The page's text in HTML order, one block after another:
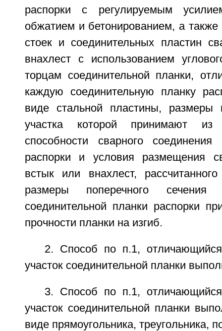
распорки с регулируемым
обжатием и бетонированием, а также
стоек и соединительных пластин
внахлест с использованием
торцам соединительной планки,
каждую соединительную планку
виде стальной пластины, размеры
участка которой принимают из
способности сварного
распорки и условия размещения
встык или внахлест,
размеры поперечного сечения
соединительной планки распорки
прочности планки на изгиб.
2. Способ по п.1,
участок соединительной планки
3. Способ по п.1,
участок соединительной планки
виде прямоугольника, треугольника,